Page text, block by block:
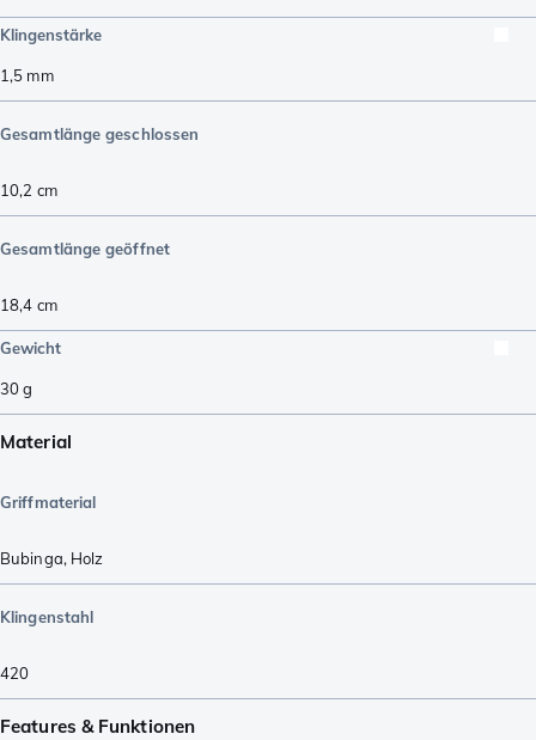
Klingenstärke
1,5 mm
Gesamtlänge geschlossen
10,2 cm
Gesamtlänge geöffnet
18,4 cm
Gewicht
30g
Material
Griffmaterial
Bubinga, Holz
Klingenstahl
420
Features & Funktionen